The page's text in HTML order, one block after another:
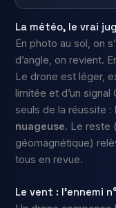
La météo, le vrai
En photo au sol, on
d’angle, on revient.
Le drone est léger,
limitée et d’un
seuls de la réussite :
nuageuse. Le reste
géomagnétique)
tous en revue.
Le vent : l’ennemi